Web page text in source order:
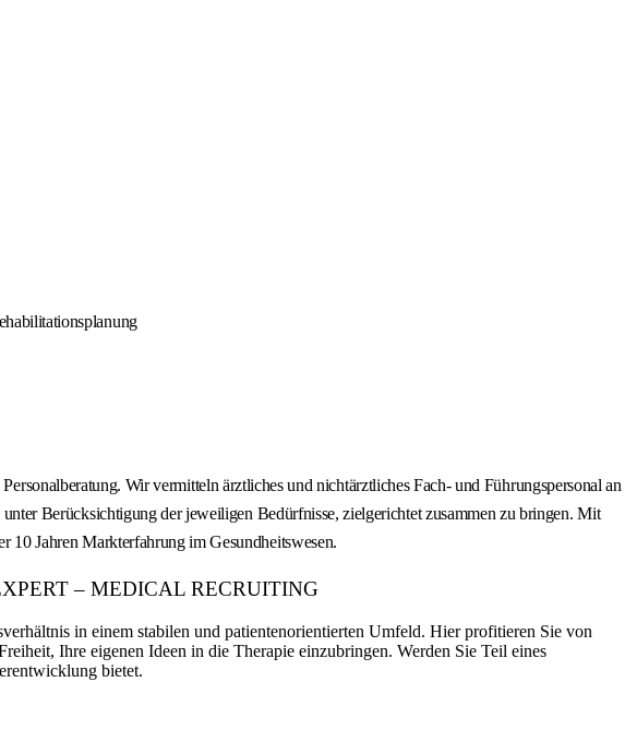
Wir vermitteln ärztliches und nichtärztliches Fach- und Führungspersonal an
Berücksichtigung der jeweiligen Bedürfnisse, zielgerichtet zusammen zu bringen. Mit
10 Jahren Markterfahrung im Gesundheitswesen.
– MEDICAL RECRUITING
in einem stabilen und patientenorientierten Umfeld. Hier profitieren Sie von
Ihre eigenen Ideen in die Therapie einzubringen. Werden Sie Teil eines
bietet.